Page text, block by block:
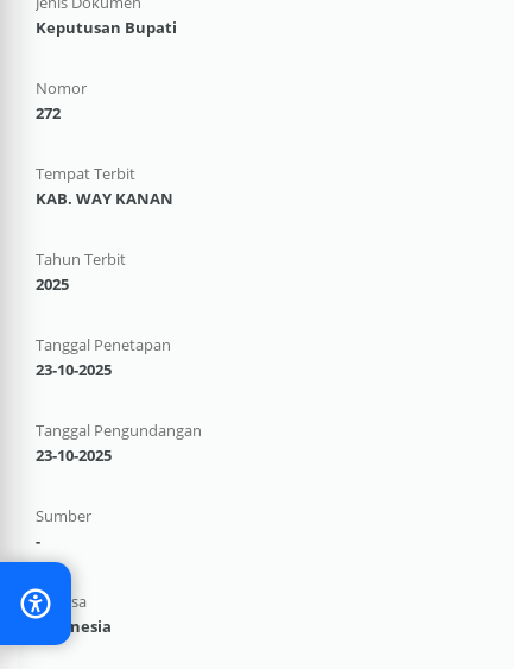
Keputusan Bupati
Nomor
272
Tempat Terbit
KAB. WAY KANAN
Tahun Terbit
2025
Tanggal Penetapan
23-10-2025
Tanggal Pengundangan
23-10-2025
Sumber
-
Bahasa
Indonesia